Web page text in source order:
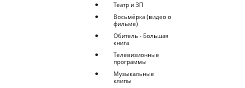
Театр и ЗП
Восьмёрка (видео о
фильме)
Обитель - Большая
книга
Телевизионные
программы
Музыкальные
клипы